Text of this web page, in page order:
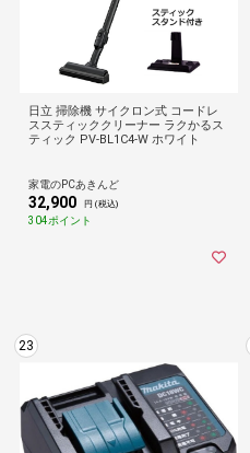
日立 掃除機 サイクロン式 コードレ
ススティッククリーナー ラクかるス
ティック PV-BL1C4-W ホワイト
家電のPCあきんど
32,900 円 (税込)
304ポイント
23